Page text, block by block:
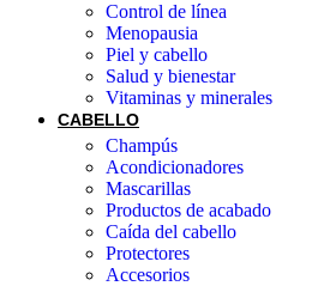
Control de línea
Menopausia
Piel y cabello
Salud y bienestar
Vitaminas y minerales
CABELLO
Champús
Acondicionadores
Mascarillas
Productos de acabado
Caída del cabello
Protectores
Accesorios